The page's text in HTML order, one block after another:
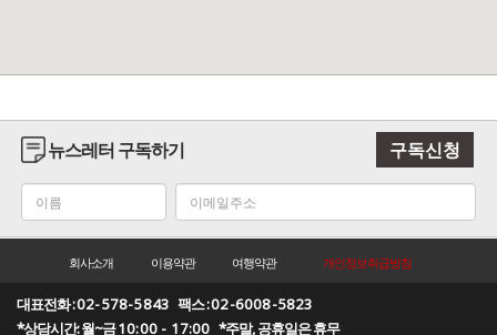
뉴스레터 구독하기 구독신청
회사소개 이용약관 여행약관 개인정보취급방침
대표전화 :02-578-5843 팩스 :02-6008-5823
*상담시간: 월~금10:00 - 17:00 *주말, 공휴일은 휴무